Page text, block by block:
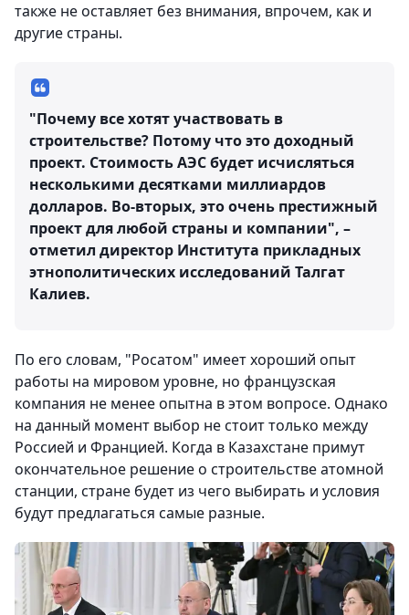
также не оставляет без внимания, впрочем, как и
другие страны.
"Почему все хотят участвовать в
строительстве? Потому что это доходный
проект. Стоимость АЭС будет исчисляться
несколькими десятками миллиардов
долларов. Во-вторых, это очень престижный
проект для любой страны и компании", –
отметил директор Института прикладных
этнополитических исследований Талгат
Калиев.
По его словам, "Росатом" имеет хороший опыт
работы на мировом уровне, но французская
компания не менее опытна в этом вопросе. Однако
на данный момент выбор не стоит только между
Россией и Францией. Когда в Казахстане примут
окончательное решение о строительстве атомной
станции, стране будет из чего выбирать и условия
будут предлагаться самые разные.